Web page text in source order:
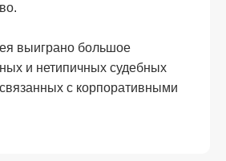
выиграно большое
и нетипичных судебных
с корпоративными